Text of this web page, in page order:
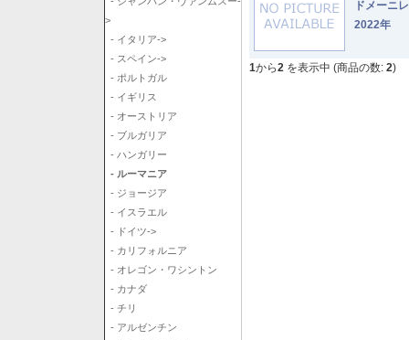
>
- イタリア->
- スペイン->
- ポルトガル
- イギリス
- オーストリア
- ブルガリア
- ハンガリー
- ルーマニア
- ジョージア
- イスラエル
- ドイツ->
- カリフォルニア
- オレゴン・ワシントン
- カナダ
- チリ
- アルゼンチン
ドメー
2022年
1から2 を表示中 (商品の数: 2)